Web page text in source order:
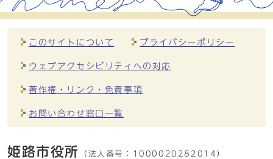
このサイトについて プライバシーポリシー
ウェブアクセシビリティへの対応
著作権・リンク・免責事項
お問い合わせ窓口一覧
姫路市役所 （法人番号： 1000020282014）